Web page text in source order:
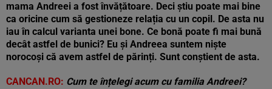
mama Andreei a fost învățătoare. Deci știu poate mai bine
ca oricine cum să gestioneze relația cu un copil. De asta nu
iau în calcul varianta unei bone. Ce bonă poate fi mai bună
decât astfel de bunici? Eu și Andreea suntem niște
norocoși că avem astfel de părinți. Sunt conștient de asta.
CANCAN.RO: Cum te înțelegi acum cu familia Andreei?